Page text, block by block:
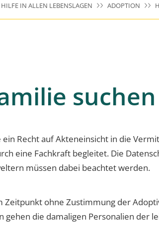
HILFE IN ALLEN LEBENSLAGEN ADOPTION
suchen
ein Recht auf Akteneinsicht in die
eine Fachkraft begleitet. Die
müssen dabei beachtet werden.
Zeitpunkt ohne Zustimmung der
gehen die damaligen Personalien der